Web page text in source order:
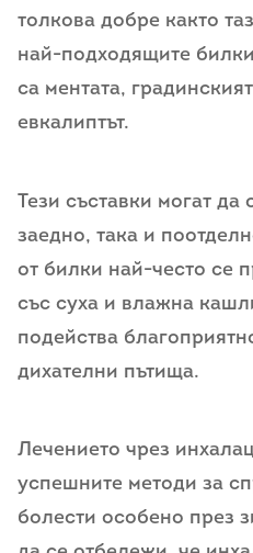
толкова добре както
най-подходящите
са ментата,
евкалиптът.
Тези съставки могат да
заедно, така и
от билки най-често се
със суха и влажна
подейства
дихателни пътища.
Лечението чрез
успешните методи за
болести особено през